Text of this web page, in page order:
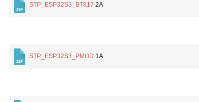
STP_ESP32S3_BT817 2A
STP_ESP32S3_PMOD 1A